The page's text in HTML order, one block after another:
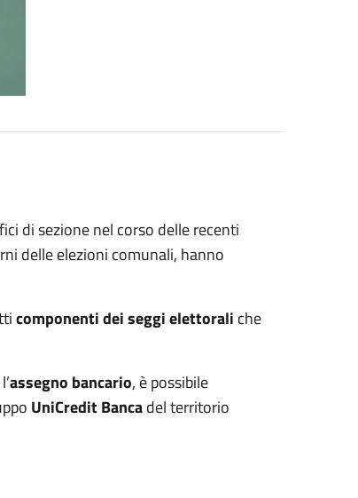
di sezione nel corso delle recenti
delle elezioni comunali, hanno
componenti dei seggi elettorali che
assegno bancario, è possibile
UniCredit Bancadel territorio